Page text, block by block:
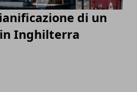
di un
Inghilterra